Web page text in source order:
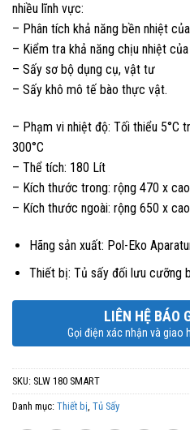
nhiều lĩnh vực:
– Phân tích khả năng bền nhiệt
– Kiểm tra khả năng chịu nhiệt
– Sấy sơ bộ dụng cụ, vật tư
– Sấy khô mô tế bào thực vật.
– Phạm vi nhiệt độ: Tối thiểu 5°C
300°C
– Thể tích: 180 Lít
– Kích thước trong: rộng 470 x
– Kích thước ngoài: rộng 650 x
Hãng sản xuất: Pol-Eko
Thiết bị: Tủ sấy đối lưu cưỡng
LIÊN HỆ BÁO
Gọi điện xác nhận và giao
SKU: SLW 180 SMART
Danh mục: Thiết bị Tủ Sấy